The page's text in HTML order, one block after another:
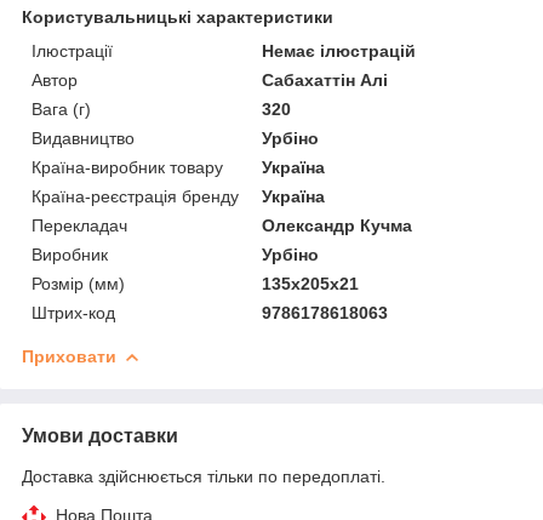
Користувальницькі характеристики
Ілюстрації
Немає ілюстрацій
Автор
Сабахаттін Алі
Вага (г)
320
Видавництво
Урбіно
Країна-виробник товару
Україна
Країна-реєстрація бренду
Україна
Перекладач
Олександр Кучма
Виробник
Урбіно
Розмір (мм)
135х205х21
Штрих-код
9786178618063
Приховати
Умови доставки
Доставка здійснюється тільки по передоплаті.
Нова Пошта